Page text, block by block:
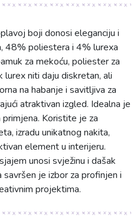
boji donosi eleganciju i
48% poliestera i 4% lurexa
za mekoću, poliester za
niti daju diskretan, ali
na habanje i savitljiva za
atraktivan izgled. Idealna je
Koristite je za
izradu unikatnog nakita,
element u interijeru.
unosi svježinu i dašak
savršen je izbor za profinjen i
projektima.